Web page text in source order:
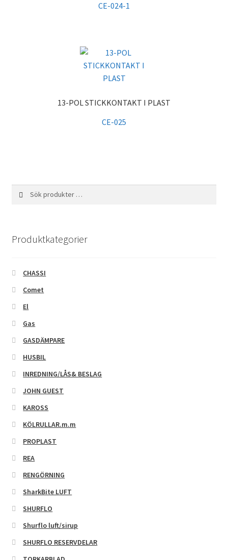
CE-024-1
13-POL STICKKONTAKT I PLAST
CE-025
Produktkategorier
CHASSI
Comet
El
Gas
GASDÄMPARE
HUSBIL
INREDNING/LÅS& BESLAG
JOHN GUEST
KAROSS
KÖLRULLAR.m.m
PROPLAST
REA
RENGÖRNING
SharkBite LUFT
SHURFLO
Shurflo luft/sirup
SHURFLO RESERVDELAR